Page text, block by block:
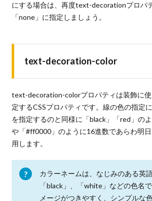
にする場合は、再度text-decorationプロパ
「none」に指定しましょう。
text-decoration-color
text-decoration-colorプロパティは装飾に
定するCSSプロパティです。線の色の指定
を指定するのと同様に「black」「red」の
や「#ff0000」のように16進数であらわ明
用します。
カラーネームは、なじみのある英
「black」、「white」などの色名
メージがつきやすく、シンプルな